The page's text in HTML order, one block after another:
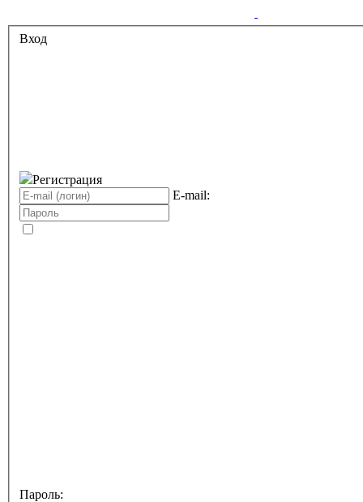
Вход
Регистрация
E-mail:
Пароль: